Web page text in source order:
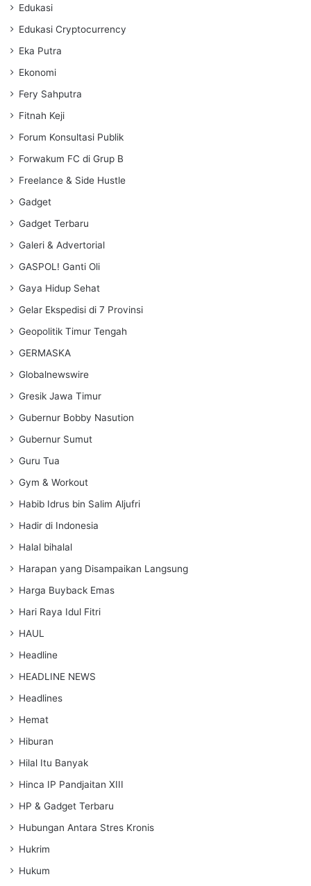
Edukasi
Edukasi Cryptocurrency
Eka Putra
Ekonomi
Fery Sahputra
Fitnah Keji
Forum Konsultasi Publik
Forwakum FC di Grup B
Freelance & Side Hustle
Gadget
Gadget Terbaru
Galeri & Advertorial
GASPOL! Ganti Oli
Gaya Hidup Sehat
Gelar Ekspedisi di 7 Provinsi
Geopolitik Timur Tengah
GERMASKA
Globalnewswire
Gresik Jawa Timur
Gubernur Bobby Nasution
Gubernur Sumut
Guru Tua
Gym & Workout
Habib Idrus bin Salim Aljufri
Hadir di Indonesia
Halal bihalal
Harapan yang Disampaikan Langsung
Harga Buyback Emas
Hari Raya Idul Fitri
HAUL
Headline
HEADLINE NEWS
Headlines
Hemat
Hiburan
Hilal Itu Banyak
Hinca IP Pandjaitan XIII
HP & Gadget Terbaru
Hubungan Antara Stres Kronis
Hukrim
Hukum